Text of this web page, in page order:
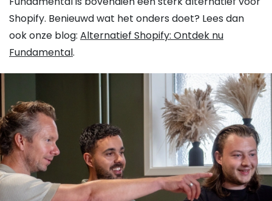
Shopify. Benieuwd wat het onders doet? Lees dan
ook onze blog: Alternatief Shopify: Ontdek nu
Fundamental.